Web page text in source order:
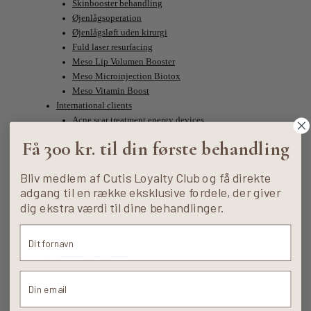
Skinbooster behandling
Øjenlågsoperation
Øjenlågsløft uden kirurgi
Fuld laser resurfacing
Meso Lip Volumen Booster
Meso Microinjection Biotox
Meso Vitamin Boost
International clients
Acne scar treatment energy devices
Acne Scar Treatment – TCA CROSS
Ny klient
Book tid online
Kampagner
Vores klinikker
Cutis Clinic Academy
Shop
Køb gavekort online
Få 300 kr. til din første behandling
Bliv medlem af Cutis Loyalty Club og få direkte
adgang til en række eksklusive fordele, der giver
dig ekstra værdi til dine behandlinger.